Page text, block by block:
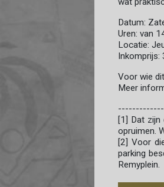
Datum:
Uren: van
Locatie:
Inkomprijs:
Voor wie
Meer
[1] Dat zijn
opruimen.
[2] Voor
parking
Remyplein.